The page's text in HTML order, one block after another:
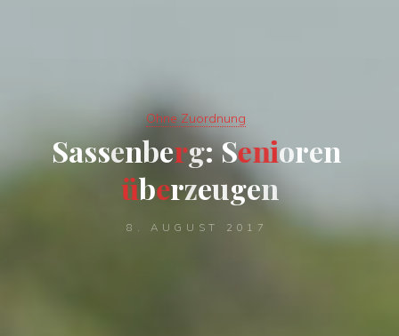
Ohne Zuordnung
Sassenberg:Senioren
überzeugen
8. AUGUST 2017